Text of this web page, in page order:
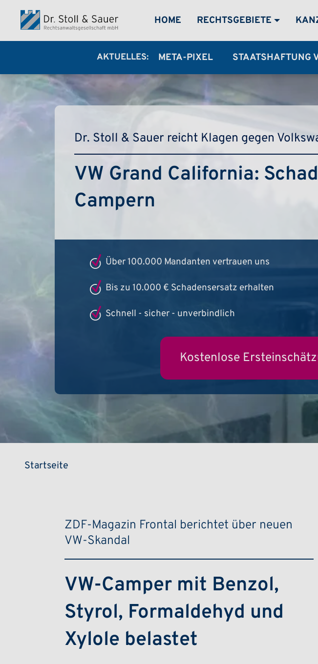
Direkt zum Inhalt
MEGA-MENÜ
HOME RECHTSGEBIETE
AKTUELLES: META-PIXEL STAATSHAFTUNG
Dr. Stoll & Sauer reicht Klagen gegen
VW Grand California:
Campern
Über 100.000 Mandanten vertrauen uns
Bis zu 10.000 € Schadensersatz erhalten
Schnell - sicher - unverbindlich
Kostenlose
Startseite
ZDF-Magazin Frontal berichtet über neuen
VW-Skandal
VW-Camper mit Benzol,
Styrol, Formaldehyd und
Xylole belastet